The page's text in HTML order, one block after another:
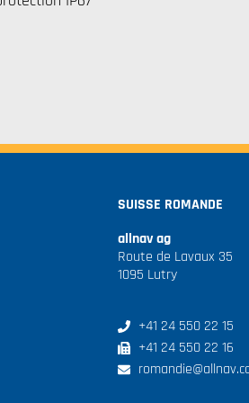
SUISSE ROMANDE
allnav ag
Route de Lavaux 35
1095 Lutry
+41 24 550 22 15
+41 24 550 22 16